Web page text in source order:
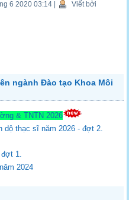
6 2020 03:14
Viết bởi
ngành Đào tạo Khoa Môi
& TNTN 2026
dộ thạc sĩ năm 2026 - đợt 2.
1.
2024